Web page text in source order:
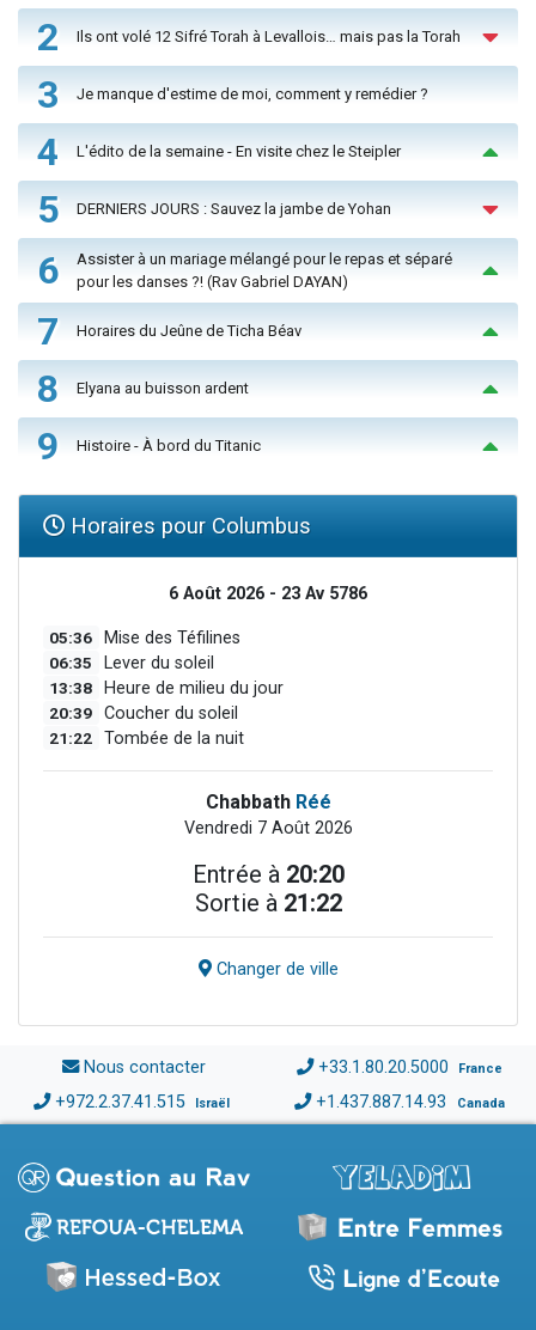
2 Ils ont volé 12 Sifré Torah à Levallois… mais pas la Torah
3 Je manque d'estime de moi, comment y remédier ?
4 L'édito de la semaine - En visite chez le Steipler
5 DERNIERS JOURS : Sauvez la jambe de Yohan
6
Assister à un mariage mélangé pour le repas et séparé
pour les danses ?! (Rav Gabriel DAYAN)
7 Horaires du Jeûne de Ticha Béav
8 Elyana au buisson ardent
9 Histoire - À bord du Titanic
Horaires pour Columbus
6 Août 2026 - 23 Av 5786
05:36 Mise des Téfilines
06:35 Lever du soleil
13:38 Heure de milieu du jour
20:39 Coucher du soleil
21:22 Tombée de la nuit
Chabbath Réé
Vendredi 7 Août 2026
Entrée à 20:20
Sortie à 21:22
Changer de ville
Nous contacter +33.1.80.20.5000 France
+972.2.37.41.515 Israël +1.437.887.14.93 Canada